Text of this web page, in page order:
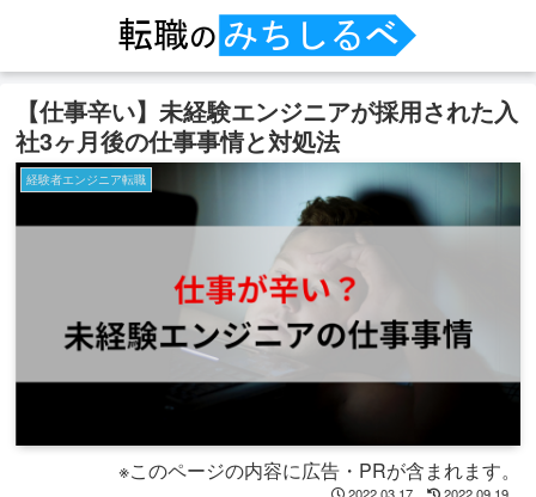
【仕事辛い】未経験エンジニアが採用された入
社3ヶ月後の仕事事情と対処法
経験者エンジニア転職
※このページの内容に広告・PRが含まれます。